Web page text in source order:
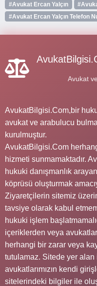
#Avukat Ercan Yalçın
#Avukat Ercan Yalçın Telefon
Avukat
AvukatBilgisi.Com,bir
avukat ve arabulucu
kurulmuştur.
AvukatBilgisi.Com
hizmeti sunmamaktadır.
hukuki danışmanlık
köprüsü oluşturmak
Ziyaretçilerin sitemiz
tavsiye olarak kabul
hukuki işlem
içeriklerden veya
herhangi bir zarar veya
tutulamaz. Sitede yer alan
avukatlarımızın kendi
sitelerindeki bilgiler ile